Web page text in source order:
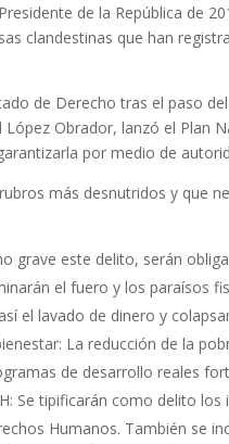
de la República de
clandestinas que han
de Derecho tras el paso
Obrador, lanzó el Plan
por medio de
más desnutridos y que
grave este delito, serán
el fuero y los paraísos
el lavado de dinero y
La reducción de la
de desarrollo reales
Se tipificarán como delito
Humanos. También se